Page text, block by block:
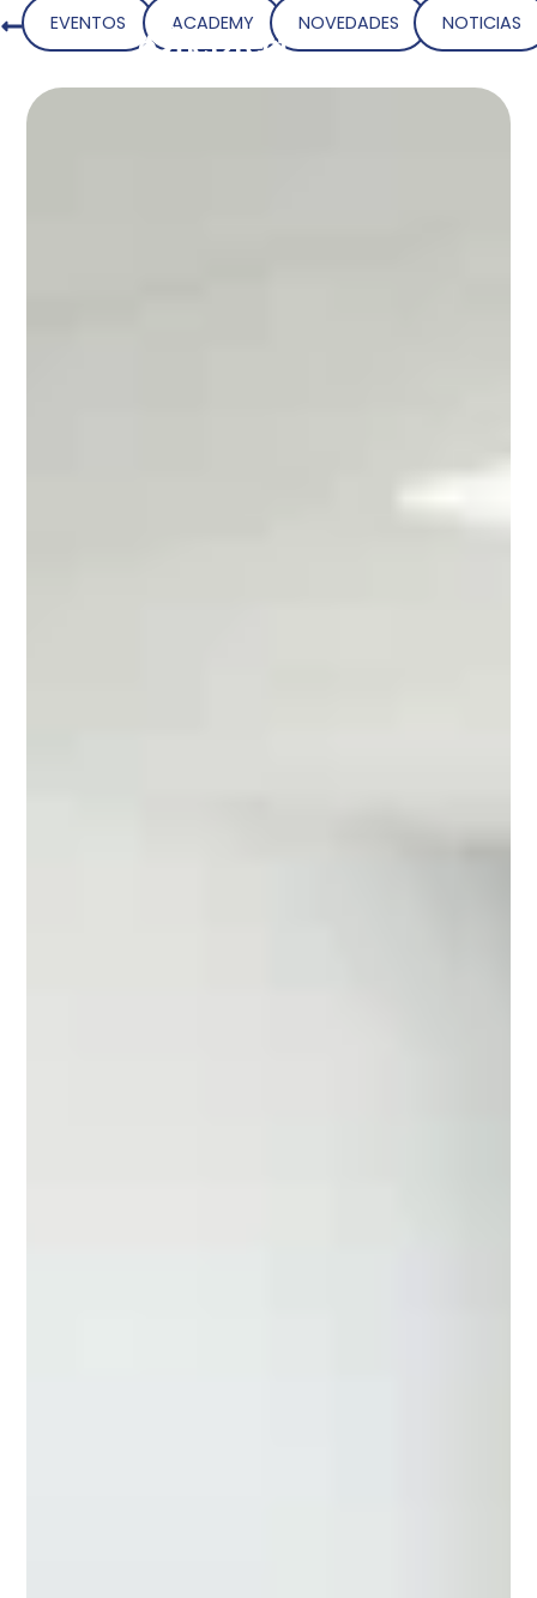
EVENTOS ACADEMY NOVEDADES NOTICIAS